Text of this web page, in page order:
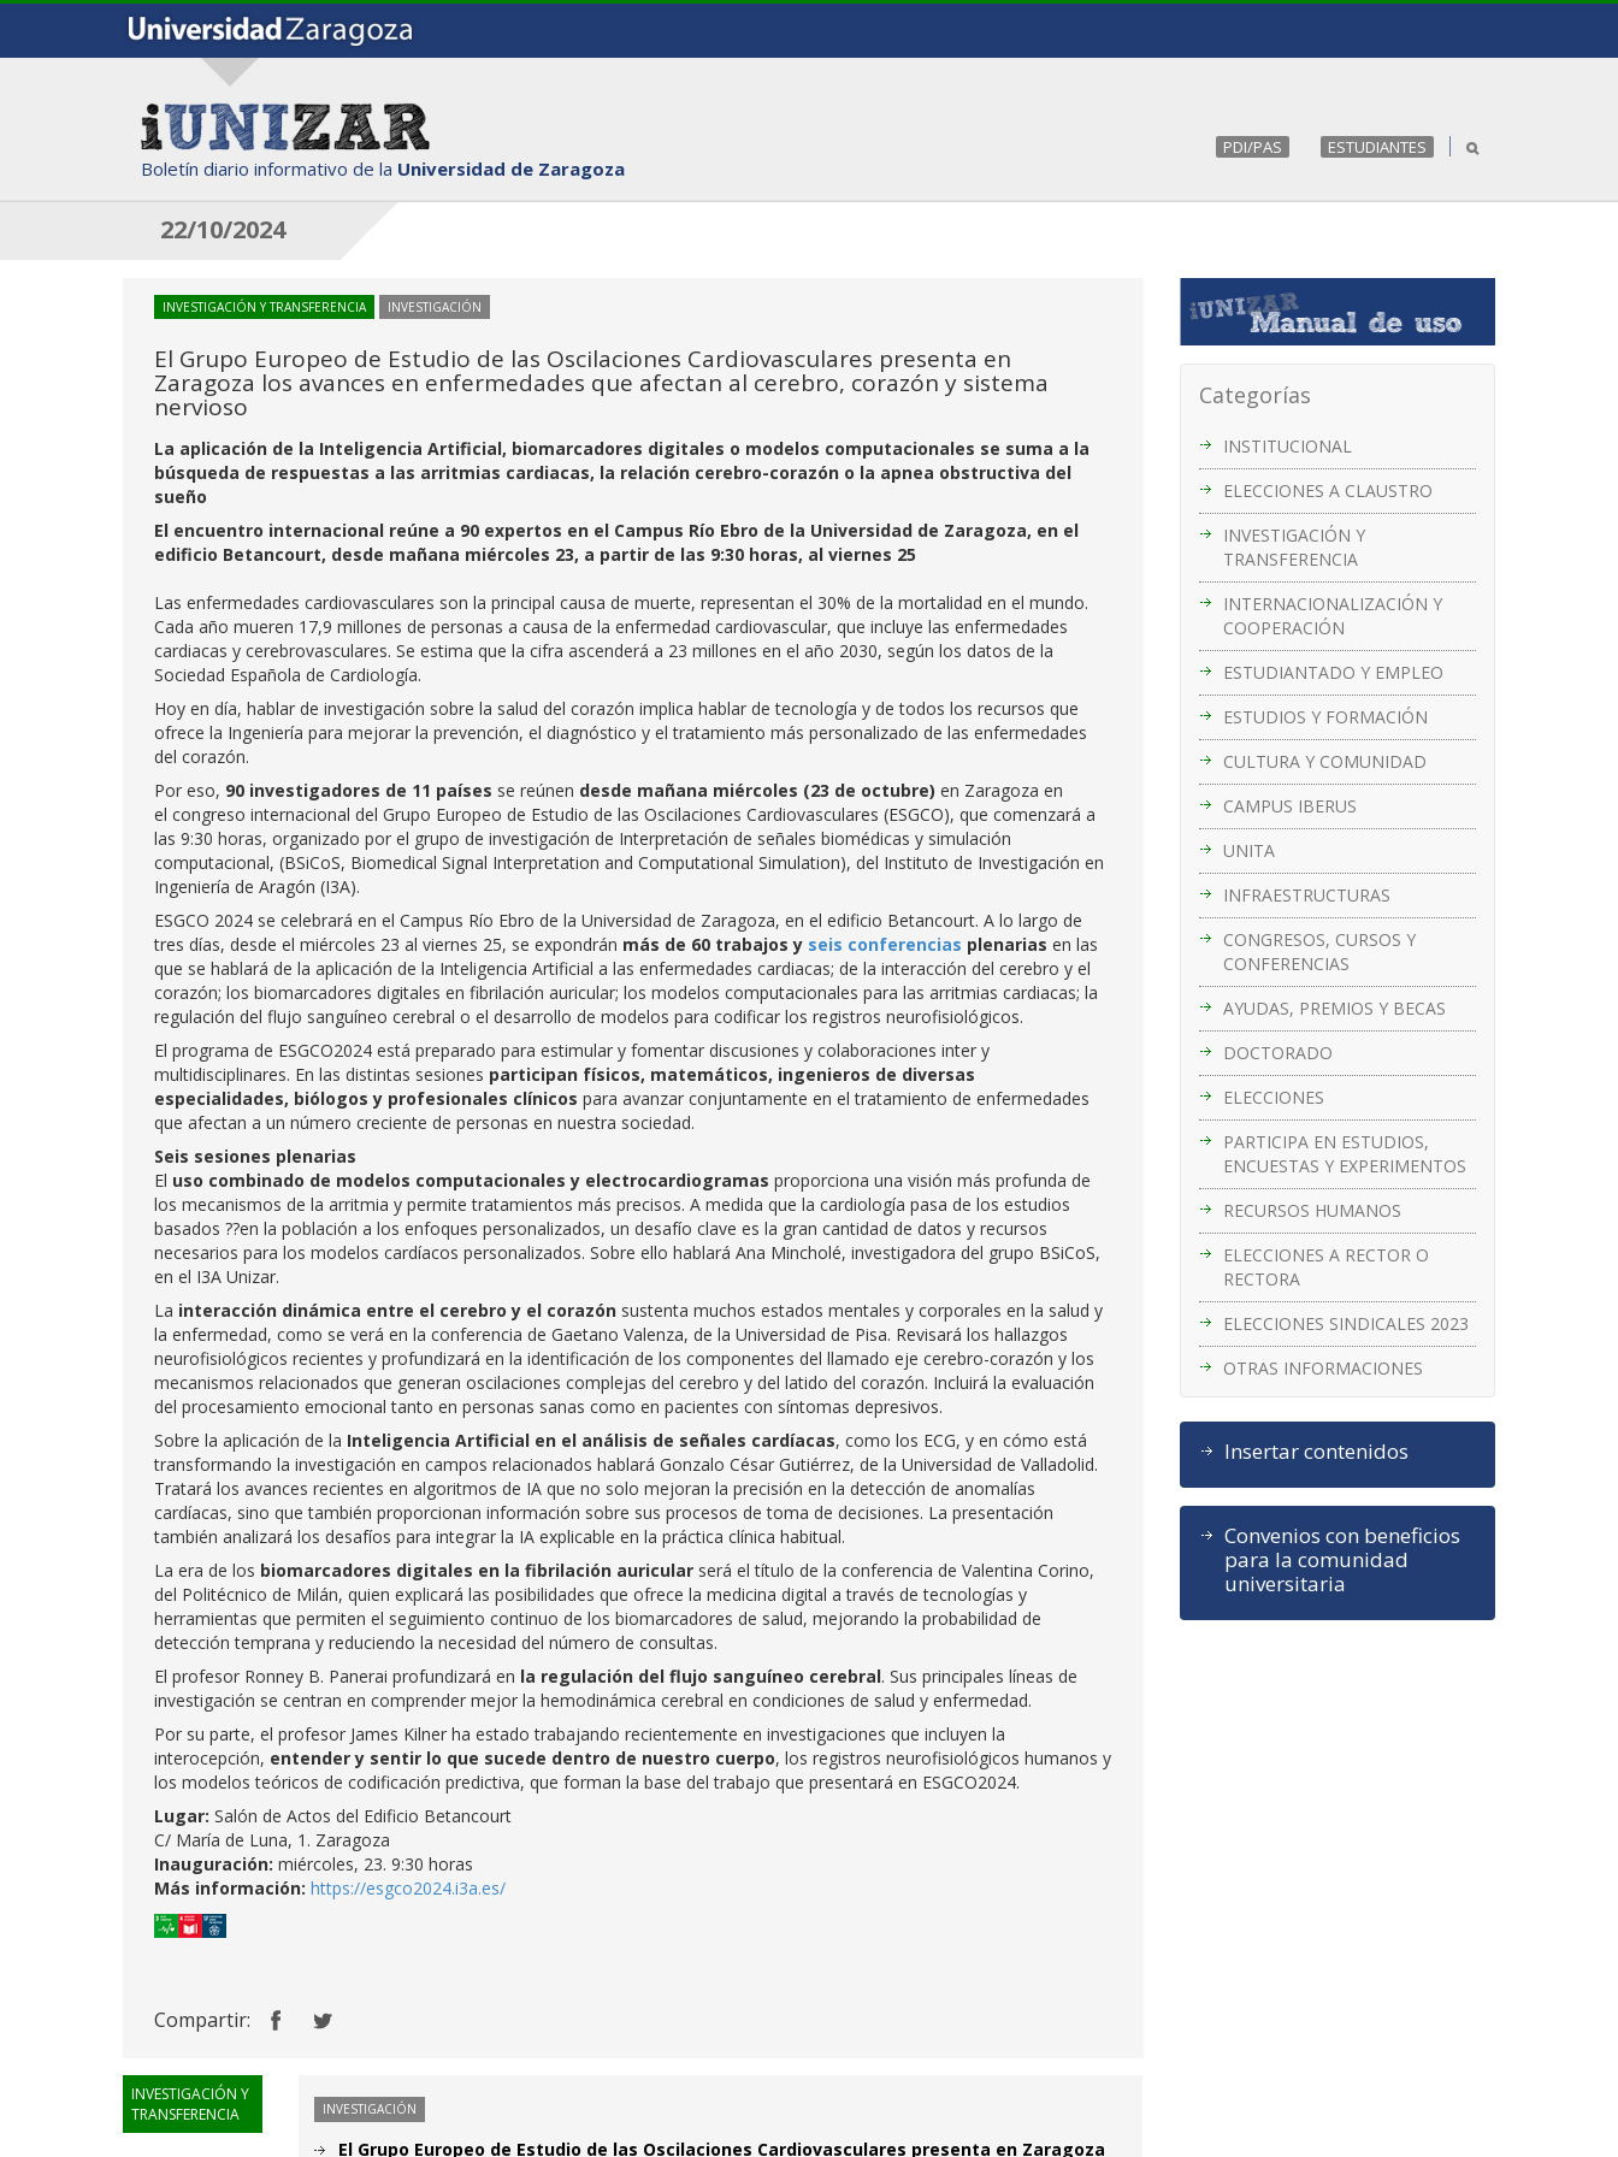
Boletín diario informativo de la Universidad de Zaragoza
PDI/PAS ESTUDIANTES
22/10/2024
Categorías
INSTITUCIONAL
ELECCIONES A CLAUSTRO
INVESTIGACIÓN Y
TRANSFERENCIA
INTERNACIONALIZACIÓN Y
COOPERACIÓN
ESTUDIANTADO Y EMPLEO
ESTUDIOS Y FORMACIÓN
CULTURA Y COMUNIDAD
CAMPUS IBERUS
UNITA
INFRAESTRUCTURAS
CONGRESOS, CURSOS Y
CONFERENCIAS
AYUDAS, PREMIOS Y BECAS
DOCTORADO
ELECCIONES
PARTICIPA EN ESTUDIOS,
ENCUESTAS Y EXPERIMENTOS
RECURSOS HUMANOS
ELECCIONES A RECTOR O
RECTORA
ELECCIONES SINDICALES 2023
OTRAS INFORMACIONES
Insertar contenidos
Convenios con beneficios
para la comunidad
universitaria
INVESTIGACIÓN Y TRANSFERENCIA INVESTIGACIÓN
El Grupo Europeo de Estudio de las Oscilaciones Cardiovasculares presenta en
Zaragoza los avances en enfermedades que afectan al cerebro, corazón y sistema
nervioso
La aplicación de la Inteligencia Artificial, biomarcadores digitales o modelos computacionales se suma a la
búsqueda de respuestas a las arritmias cardiacas, la relación cerebro-corazón o la apnea obstructiva del
sueño
El encuentro internacional reúne a 90 expertos en el Campus Río Ebro de la Universidad de Zaragoza, en el
edificio Betancourt, desde mañana miércoles 23, a partir de las 9:30 horas, al viernes 25
Las enfermedades cardiovasculares son la principal causa de muerte, representan el 30% de la mortalidad en el mundo.
Cada año mueren 17,9 millones de personas a causa de la enfermedad cardiovascular, que incluye las enfermedades
cardiacas y cerebrovasculares. Se estima que la cifra ascenderá a 23 millones en el año 2030, según los datos de la
Sociedad Española de Cardiología.
Hoy en día, hablar de investigación sobre la salud del corazón implica hablar de tecnología y de todos los recursos que
ofrece la Ingeniería para mejorar la prevención, el diagnóstico y el tratamiento más personalizado de las enfermedades
del corazón.
Por eso, 90 investigadores de 11 países se reúnen desde mañana miércoles (23 de octubre) en Zaragoza en
el congreso internacional del Grupo Europeo de Estudio de las Oscilaciones Cardiovasculares (ESGCO), que comenzará a
las 9:30 horas, organizado por el grupo de investigación de Interpretación de señales biomédicas y simulación
computacional, (BSiCoS, Biomedical Signal Interpretation and Computational Simulation), del Instituto de Investigación en
Ingeniería de Aragón (I3A).
ESGCO 2024 se celebrará en el Campus Río Ebro de la Universidad de Zaragoza, en el edificio Betancourt. A lo largo de
tres días, desde el miércoles 23 al viernes 25, se expondrán más de 60 trabajos y seis conferencias plenarias en las
que se hablará de la aplicación de la Inteligencia Artificial a las enfermedades cardiacas; de la interacción del cerebro y el
corazón; los biomarcadores digitales en fibrilación auricular; los modelos computacionales para las arritmias cardiacas; la
regulación del flujo sanguíneo cerebral o el desarrollo de modelos para codificar los registros neurofisiológicos.
El programa de ESGCO2024 está preparado para estimular y fomentar discusiones y colaboraciones inter y
multidisciplinares. En las distintas sesiones participan físicos, matemáticos, ingenieros de diversas
especialidades, biólogos y profesionales clínicos para avanzar conjuntamente en el tratamiento de enfermedades
que afectan a un número creciente de personas en nuestra sociedad.
Seis sesiones plenarias
El uso combinado de modelos computacionales y electrocardiogramas proporciona una visión más profunda de
los mecanismos de la arritmia y permite tratamientos más precisos. A medida que la cardiología pasa de los estudios
basados ??en la población a los enfoques personalizados, un desafío clave es la gran cantidad de datos y recursos
necesarios para los modelos cardíacos personalizados. Sobre ello hablará Ana Mincholé, investigadora del grupo BSiCoS,
en el I3A Unizar.
La interacción dinámica entre el cerebro y el corazón sustenta muchos estados mentales y corporales en la salud y
la enfermedad, como se verá en la conferencia de Gaetano Valenza, de la Universidad de Pisa. Revisará los hallazgos
neurofisiológicos recientes y profundizará en la identificación de los componentes del llamado eje cerebro-corazón y los
mecanismos relacionados que generan oscilaciones complejas del cerebro y del latido del corazón. Incluirá la evaluación
del procesamiento emocional tanto en personas sanas como en pacientes con síntomas depresivos.
Sobre la aplicación de la Inteligencia Artificial en el análisis de señales cardíacas, como los ECG, y en cómo está
transformando la investigación en campos relacionados hablará Gonzalo César Gutiérrez, de la Universidad de Valladolid.
Tratará los avances recientes en algoritmos de IA que no solo mejoran la precisión en la detección de anomalías
cardíacas, sino que también proporcionan información sobre sus procesos de toma de decisiones. La presentación
también analizará los desafíos para integrar la IA explicable en la práctica clínica habitual.
La era de los biomarcadores digitales en la fibrilación auricular será el título de la conferencia de Valentina Corino,
del Politécnico de Milán, quien explicará las posibilidades que ofrece la medicina digital a través de tecnologías y
herramientas que permiten el seguimiento continuo de los biomarcadores de salud, mejorando la probabilidad de
detección temprana y reduciendo la necesidad del número de consultas.
El profesor Ronney B. Panerai profundizará en la regulación del flujo sanguíneo cerebral. Sus principales líneas de
investigación se centran en comprender mejor la hemodinámica cerebral en condiciones de salud y enfermedad.
Por su parte, el profesor James Kilner ha estado trabajando recientemente en investigaciones que incluyen la
interocepción, entender y sentir lo que sucede dentro de nuestro cuerpo, los registros neurofisiológicos humanos y
los modelos teóricos de codificación predictiva, que forman la base del trabajo que presentará en ESGCO2024.
Lugar: Salón de Actos del Edificio Betancourt
C/ María de Luna, 1. Zaragoza
Inauguración: miércoles, 23. 9:30 horas
Más información: https://esgco2024.i3a.es/
Compartir:
INVESTIGACIÓN Y
TRANSFERENCIA
INVESTIGACIÓN
El Grupo Europeo de Estudio de las Oscilaciones Cardiovasculares presenta en Zaragoza